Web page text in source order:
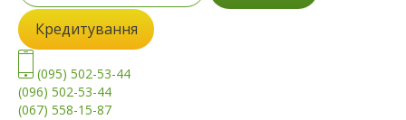
Кредитування
(095) 502-53-44
(096) 502-53-44
(067) 558-15-87